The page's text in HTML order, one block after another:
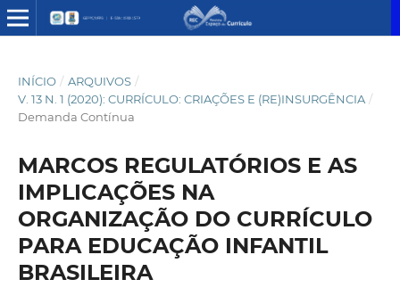
INÍCIO / ARQUIVOS /
V. 13 N. 1 (2020): CURRÍCULO: CRIAÇÕES E (RE)INSURGÊNCIA /
Demanda Contínua
MARCOS REGULATÓRIOS E AS
IMPLICAÇÕES NA
ORGANIZAÇÃO DO CURRÍCULO
PARA EDUCAÇÃO INFANTIL
BRASILEIRA